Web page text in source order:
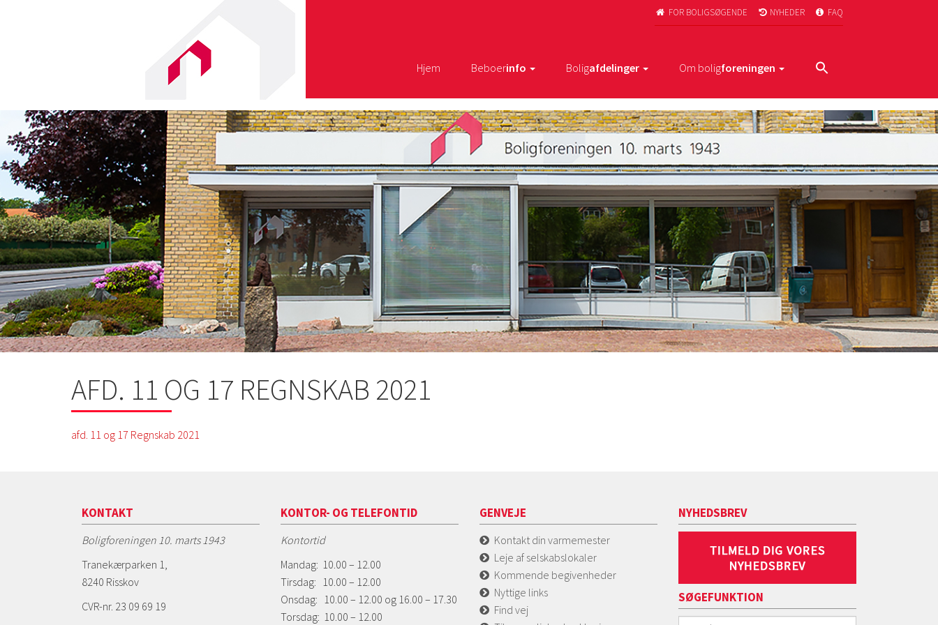
 FOR BOLIGSØGENDE  NYHEDER  FAQ
Hjem Beboerinfo Boligafdelinger Om boligforeningen
AFD. 11 OG 17 REGNSKAB 2021
afd. 11 og 17 Regnskab 2021
KONTAKT
Boligforeningen 10. marts 1943
Tranekærparken 1,
8240 Risskov
CVR-nr. 23 09 69 19
KONTOR- OG TELEFONTID
Kontortid
Mandag: 10.00 – 12.00
Tirsdag: 10.00 – 12.00
Onsdag: 10.00 – 12.00 og 16.00 – 17.30
Torsdag: 10.00 – 12.00
GENVEJE
Kontakt din varmemester
Leje af selskabslokaler
Kommende begivenheder
Nyttige links
Find vej
NYHEDSBREV
SØGEFUNKTION